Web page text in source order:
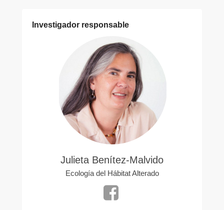
Investigador responsable
Julieta Benítez-Malvido
Ecología del Hábitat Alterado